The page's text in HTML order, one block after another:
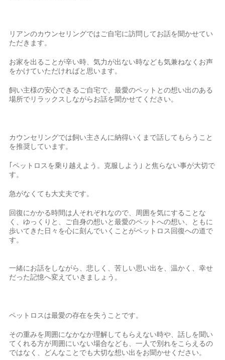
リアンのカウンセリングではご自宅に訪問してお話を聞かせてい
ただきます。
お家を出ることが辛い時、気力が出ない時なども気兼ねなくお声
をかけていただければと思います。
飼い主様の安心できるご自宅で、最愛のペットとの想い出のある
場所でリラックスしながらお話を聞かせてください。
カウンセリングでは飼い主さんに納得いくまで話してもらうこと
を推奨しています。
｢ペットロスを乗り越えよう。克服しよう｣ と焦らない事が大切で
す。
急がなくても大丈夫です。
回復にかかる時間は人それぞれなので、周囲を気にすることな
く、ゆっくりと、ご自身の想いと最愛のペットへの想い、ともに
歩いてきた日々を心に刻んでいくことがペットロス回復への道で
す。
一緒にお話をしながら、悲しく、苦しい思い出を、温かく、幸せ
だった記憶へ変えていきましょう。
ペットロスは最愛の存在を失うことです。
その重みを周囲になかなか理解してもらえない時や、話しを聞い
てくれる方が周囲にいない場合なども、一人で別れをこらえるの
ではなく、どんなことでも大切な想い出をお聞かせください。